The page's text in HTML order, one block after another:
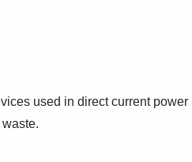
used in direct current power